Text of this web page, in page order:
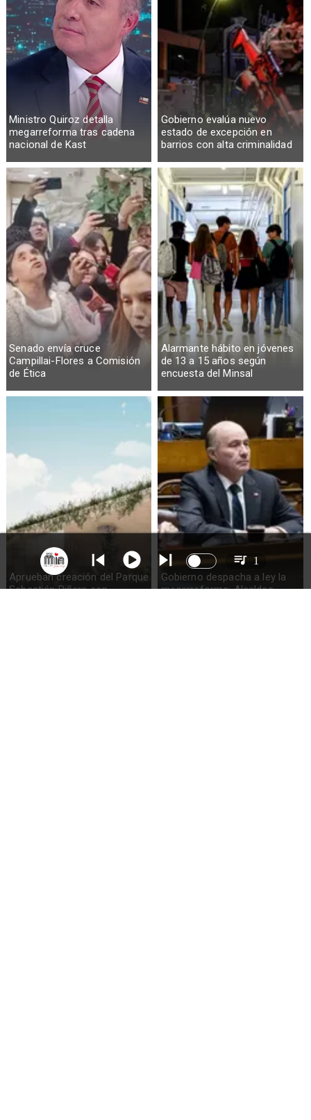
Ministro Quiroz detalla
megarreforma tras cadena
nacional de Kast
Gobierno evalúa nuevo
estado de excepción en
barrios con alta criminalidad
Senado envía cruce
Campillai-Flores a Comisión
de Ética
Alarmante hábito en jóvenes
de 13 a 15 años según
encuesta del Minsal
Aprueban creación del Parque
Sebastián Piñera con
Gobierno despacha a ley la
megarreforma: Alcaldes
1